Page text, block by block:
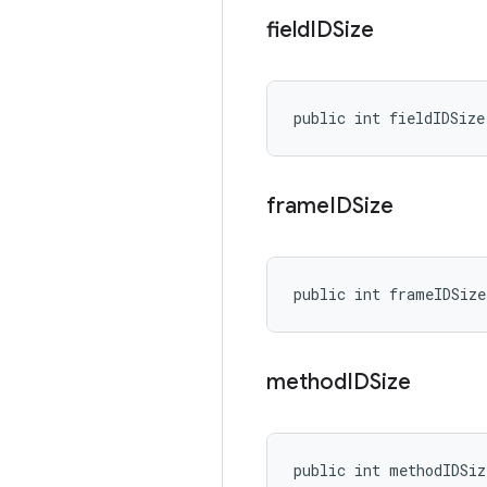
fieldIDSize
public int fieldIDSize
frameIDSize
public int frameIDSize
methodIDSize
public int